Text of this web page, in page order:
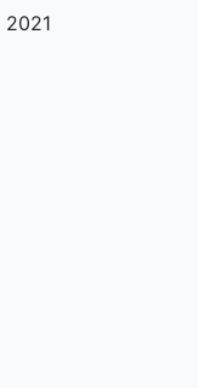
2021